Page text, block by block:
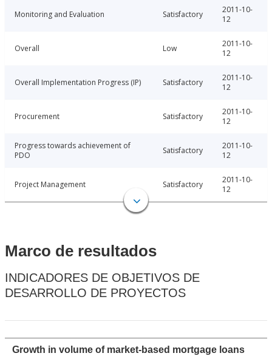
Monitoring and Evaluation Satisfactory
2011-10-
12
Overall Low
2011-10-
12
Overall Implementation Progress (IP) Satisfactory
2011-10-
12
Procurement Satisfactory
2011-10-
12
Progress towards achievement of
PDO
Satisfactory
2011-10-
12
Project Management Satisfactory
2011-10-
12
Marco de resultados
INDICADORES DE OBJETIVOS DE
DESARROLLO DE PROYECTOS
Growth in volume of market-based mortgage loans